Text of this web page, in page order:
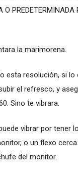
PREDETERMINADA
la marimorena.
esta resolución, si lo
el refresco, y
Sino te vibrara.
vibrar por tener
o un flexo
del monitor.